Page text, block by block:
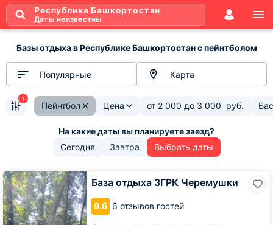
Республика Башкортостан
Даты неизвестны
Базы отдыха в Республике Башкортостан с пейнтболом
Популярные Карта
Пейнтбол Цена от 2 000 до 3 000 руб.
1
Сегодня Завтра Выбрать даты
База отдыха ЗГРК Черемушки
9.6 6 отзывов гостей
База
отдыха
ЗГРК
Черемушки